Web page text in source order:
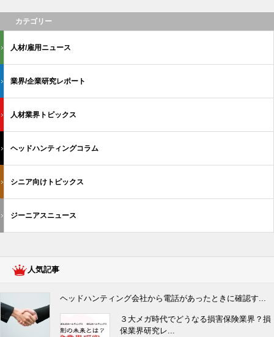
カテゴリー
人材/雇用ニュース
業界/企業研究レポート
人材業界トピックス
ヘッドハンティングコラム
シニア向けトピックス
ジーニアスニュース
人気記事
ヘッドハンティング会社から電話があったときに確認す...
３大メガ時代でどうなる損害保険業界？損
保業界研究レ...